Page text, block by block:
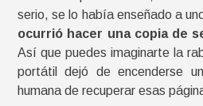
serio, se lo había enseñado a
ocurrió hacer una copia de
Así que puedes imaginarte la
portátil dejó de encenderse
humana de recuperar esas